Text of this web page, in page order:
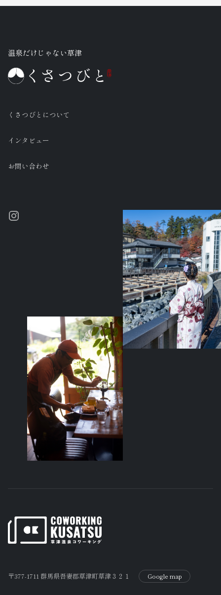
温泉だけじゃない草津
くさつびとについて
インタビュー
お問い合わせ
〒377-1711 群馬県吾妻郡草津町草津３２１ Google map